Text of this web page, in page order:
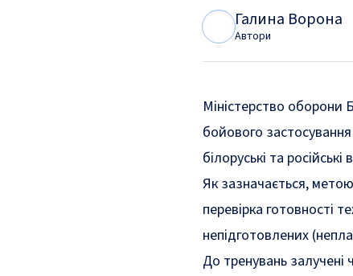
Галина Ворона
Автори
Міністерство оборони
бойового
білоруські та російські
Як зазначається,
перевірка готовності
непідготовлених
До тренувань залучені